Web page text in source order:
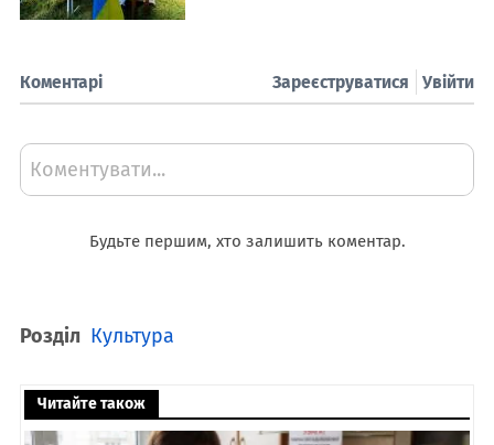
Коментарі Увійти
Зареєструватися
Коментувати...
Будьте першим, хто залишить коментар.
Розділ Культура
Читайте також